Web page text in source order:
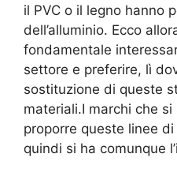
il PVC o il legno hanno
dell’alluminio. Ecco
fondamentale
settore e preferire, lì
sostituzione di queste
materiali.I marchi che
proporre queste linee
quindi si ha comunque